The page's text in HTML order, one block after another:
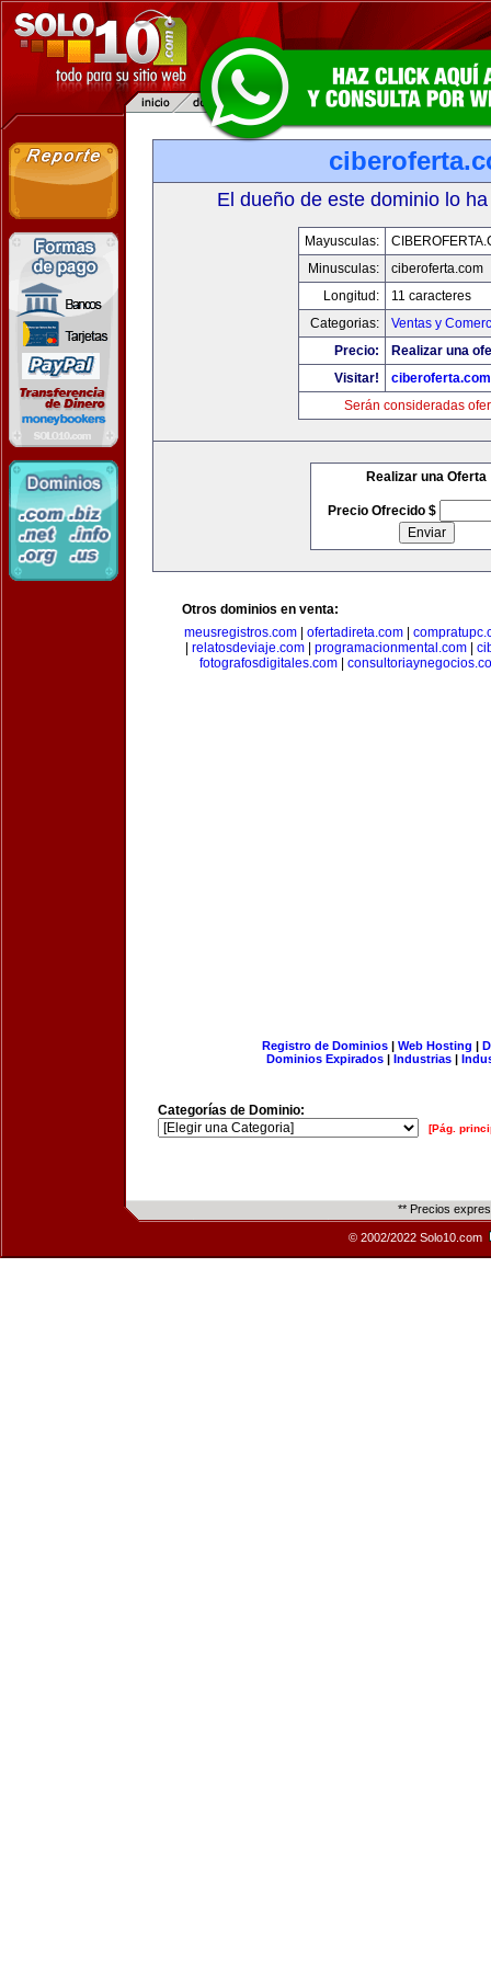
El dueño de este dominio lo
Mayusculas:
Minusculas:
ciberoferta.com
Longitud:
11 caracteres
Categorias:
Ventas y
Precio:
Realizar una
Visitar!
ciberoferta.com
Serán consideradas
Realizar una Oferta
Precio Ofrecido $
Otros dominios en venta:
meusregistros.com| ofertadireta.com|
relatosdeviaje.com| programacionmental.com|
fotografosdigitales.com
Registro de Dominios| Web Hosting |
Dominios Expirados | Industrias |
Categorías de Dominio:
[Pág.
** Precios
© 2002/2022 Solo10.com